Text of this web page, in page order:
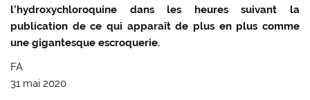
l’hydroxychloroquine dans les heures suivant la
publication de ce qui apparaît de plus en plus comme
une gigantesque escroquerie.
FA
31 mai 2020